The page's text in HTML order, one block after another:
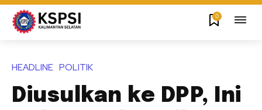
0
HEADLINE POLITIK
Diusulkan ke DPP, Ini